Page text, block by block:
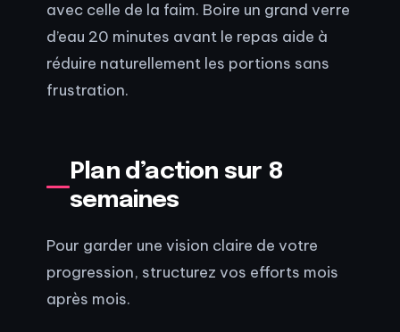
avec celle de la faim. Boire un grand verre
d’eau 20 minutes avant le repas aide à
réduire naturellement les portions sans
frustration.
Plan d’action sur 8
semaines
Pour garder une vision claire de votre
progression, structurez vos efforts mois
après mois.